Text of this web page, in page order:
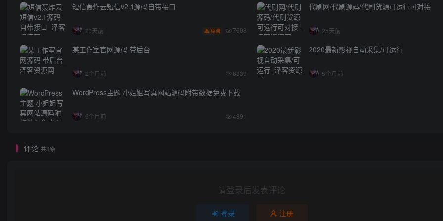
短信轰炸云短信v2.1源码自带接口
20天前 免费 7608
代刷网/代刷源码/代刷货源可运行可对接
25天前
某工作室官网源码 带后台
2个月前 6839
2020最新影视自动采集/可运行
5个月前
WordPress主题 小姐姐写真网站源码附带数据免费下载
6个月前 4891
评论 共3条
请登录后发表评论
登录 注册